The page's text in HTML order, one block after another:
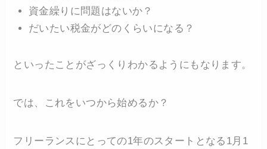
資金繰りに問題はないか？
だいたい税金がどのくらいになる？
といったことがざっくりわかるようにもなります。
では、これをいつから始めるか？
フリーランスにとっての1年のスタートとなる1月1